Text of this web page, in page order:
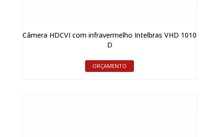
Câmera HDCVI com infravermelho Intelbras VHD 1010
D
ORÇAMENTO